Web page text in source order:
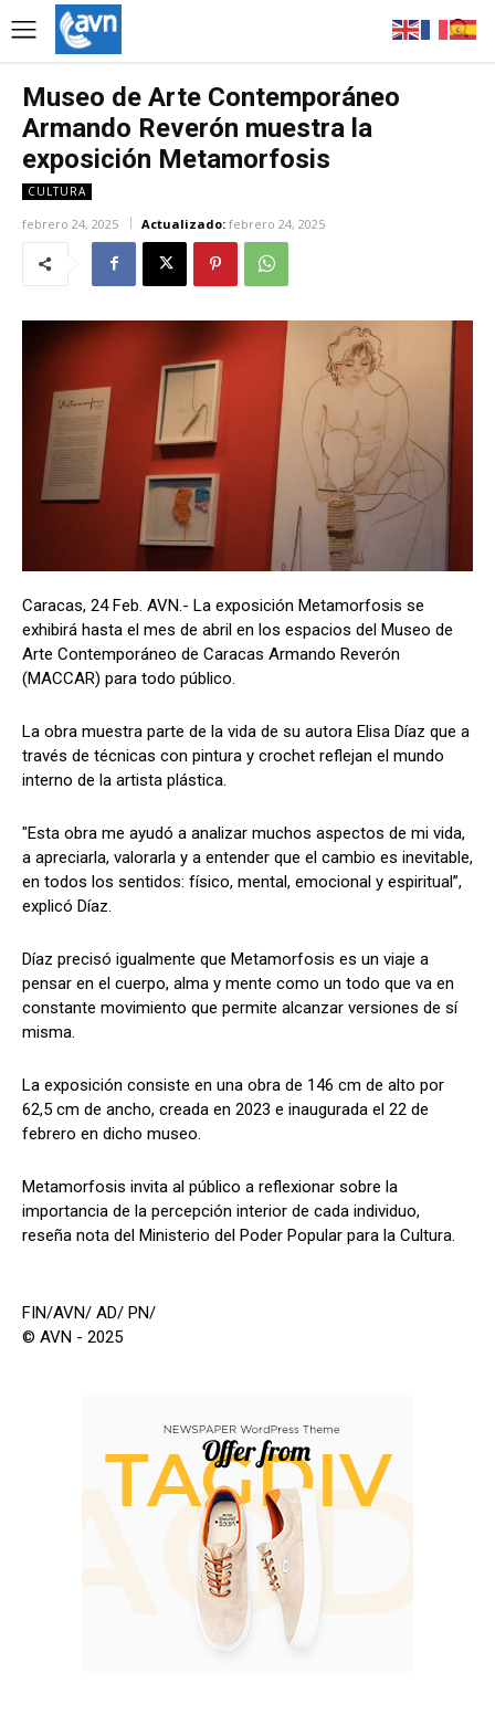
Museo de Arte Contemporáneo
Armando Reverón muestra la
exposición Metamorfosis
CULTURA
febrero 24, 2025 Actualizado: febrero 24, 2025
Caracas, 24 Feb. AVN.- La exposición Metamorfosis se
exhibirá hasta el mes de abril en los espacios del Museo de
Arte Contemporáneo de Caracas Armando Reverón
(MACCAR) para todo público.
La obra muestra parte de la vida de su autora Elisa Díaz que a
través de técnicas con pintura y crochet reflejan el mundo
interno de la artista plástica.
"Esta obra me ayudó a analizar muchos aspectos de mi vida,
a apreciarla, valorarla y a entender que el cambio es inevitable,
en todos los sentidos: físico, mental, emocional y espiritual”,
explicó Díaz.
Díaz precisó igualmente que Metamorfosis es un viaje a
pensar en el cuerpo, alma y mente como un todo que va en
constante movimiento que permite alcanzar versiones de sí
misma.
La exposición consiste en una obra de 146 cm de alto por
62,5 cm de ancho, creada en 2023 e inaugurada el 22 de
febrero en dicho museo.
Metamorfosis invita al público a reflexionar sobre la
importancia de la percepción interior de cada individuo,
reseña nota del Ministerio del Poder Popular para la Cultura.
FIN/AVN/ AD/ PN/
© AVN - 2025